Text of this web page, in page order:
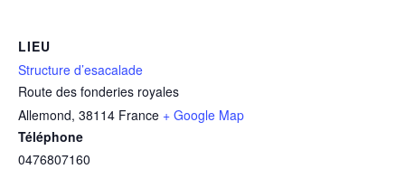
LIEU
Structure d’esacalade
Route des fonderies royales
Allemond, 38114 France + Google Map
Téléphone
0476807160